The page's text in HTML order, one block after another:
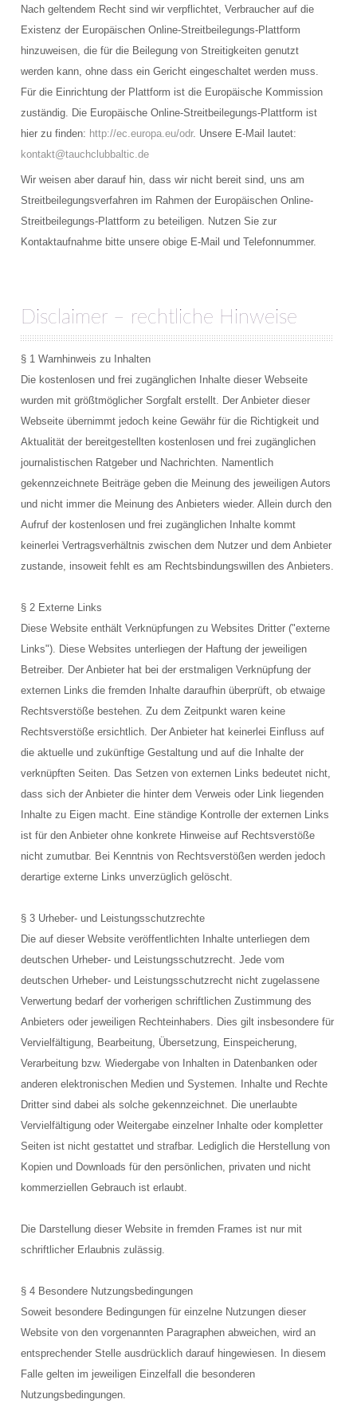
Landtauchgänge in der Ostsee vor der Basis
Steingarten
Schülerboje
Kleines Steinfeld
Geröllfeld
Bootsausfahrten Zone B
Bootsausfahrten Zone C
Künstliches Riff Nienhagen
PREISE
Grundpreise Tauchbasis
Preise Ausfahrten
Preise Ausbildung
TERMINE
Kontaktformular
Lage und Anfahrt
Schnuppertauchen
Nach geltendem Recht sind wir verpflichtet, Verbraucher auf die
Existenz der Europäischen Online-Streitbeilegungs-Plattform
hinzuweisen, die für die Beilegung von Streitigkeiten genutzt
werden kann, ohne dass ein Gericht eingeschaltet werden muss.
Für die Einrichtung der Plattform ist die Europäische Kommission
zuständig. Die Europäische Online-Streitbeilegungs-Plattform ist
hier zu finden: http://ec.europa.eu/odr. Unsere E-Mail lautet:
kontakt@tauchclubbaltic.de
Wir weisen aber darauf hin, dass wir nicht bereit sind, uns am
Streitbeilegungsverfahren im Rahmen der Europäischen Online-
Streitbeilegungs-Plattform zu beteiligen. Nutzen Sie zur
Kontaktaufnahme bitte unsere obige E-Mail und Telefonnummer.
Disclaimer – rechtliche Hinweise
§ 1 Warnhinweis zu Inhalten
Die kostenlosen und frei zugänglichen Inhalte dieser Webseite
wurden mit größtmöglicher Sorgfalt erstellt. Der Anbieter dieser
Webseite übernimmt jedoch keine Gewähr für die Richtigkeit und
Aktualität der bereitgestellten kostenlosen und frei zugänglichen
journalistischen Ratgeber und Nachrichten. Namentlich
gekennzeichnete Beiträge geben die Meinung des jeweiligen Autors
und nicht immer die Meinung des Anbieters wieder. Allein durch den
Aufruf der kostenlosen und frei zugänglichen Inhalte kommt
keinerlei Vertragsverhältnis zwischen dem Nutzer und dem Anbieter
zustande, insoweit fehlt es am Rechtsbindungswillen des Anbieters.
§ 2 Externe Links
Diese Website enthält Verknüpfungen zu Websites Dritter ("externe
Links"). Diese Websites unterliegen der Haftung der jeweiligen
Betreiber. Der Anbieter hat bei der erstmaligen Verknüpfung der
externen Links die fremden Inhalte daraufhin überprüft, ob etwaige
Rechtsverstöße bestehen. Zu dem Zeitpunkt waren keine
Rechtsverstöße ersichtlich. Der Anbieter hat keinerlei Einfluss auf
die aktuelle und zukünftige Gestaltung und auf die Inhalte der
verknüpften Seiten. Das Setzen von externen Links bedeutet nicht,
dass sich der Anbieter die hinter dem Verweis oder Link liegenden
Inhalte zu Eigen macht. Eine ständige Kontrolle der externen Links
ist für den Anbieter ohne konkrete Hinweise auf Rechtsverstöße
nicht zumutbar. Bei Kenntnis von Rechtsverstößen werden jedoch
derartige externe Links unverzüglich gelöscht.
§ 3 Urheber- und Leistungsschutzrechte
Die auf dieser Website veröffentlichten Inhalte unterliegen dem
deutschen Urheber- und Leistungsschutzrecht. Jede vom
deutschen Urheber- und Leistungsschutzrecht nicht zugelassene
Verwertung bedarf der vorherigen schriftlichen Zustimmung des
Anbieters oder jeweiligen Rechteinhabers. Dies gilt insbesondere für
Vervielfältigung, Bearbeitung, Übersetzung, Einspeicherung,
Verarbeitung bzw. Wiedergabe von Inhalten in Datenbanken oder
anderen elektronischen Medien und Systemen. Inhalte und Rechte
Dritter sind dabei als solche gekennzeichnet. Die unerlaubte
Vervielfältigung oder Weitergabe einzelner Inhalte oder kompletter
Seiten ist nicht gestattet und strafbar. Lediglich die Herstellung von
Kopien und Downloads für den persönlichen, privaten und nicht
kommerziellen Gebrauch ist erlaubt.
Die Darstellung dieser Website in fremden Frames ist nur mit
schriftlicher Erlaubnis zulässig.
§ 4 Besondere Nutzungsbedingungen
Soweit besondere Bedingungen für einzelne Nutzungen dieser
Website von den vorgenannten Paragraphen abweichen, wird an
entsprechender Stelle ausdrücklich darauf hingewiesen. In diesem
Falle gelten im jeweiligen Einzelfall die besonderen
Nutzungsbedingungen.